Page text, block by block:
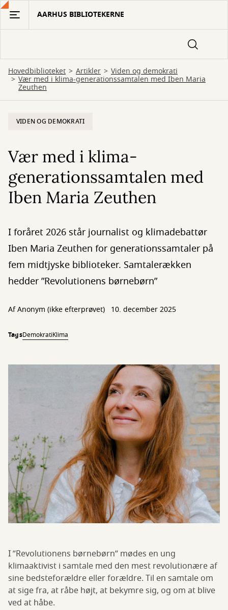
Gå
hovedindhold
AARHUS BIBLIOTEKERNE
Hovedbiblioteket Artikler Viden og demokrati
Vær med i klima-generationssamtalen med Iben Maria
Zeuthen
VIDEN OG DEMOKRATI
Vær med i klima-
generationssamtalen med
Iben Maria Zeuthen
I foråret 2026 står journalist og klimadebattør
Iben Maria Zeuthen for generationssamtaler på
fem midtjyske biblioteker. Samtalerækken
hedder ”Revolutionens børnebørn”
AfAnonym (ikke efterprøvet) 10. december 2025
TagsDemokratiKlima
I ”Revolutionens børnebørn” mødes en ung
klimaaktivist i samtale med den mest revolutionære af
sine bedsteforældre eller forældre. Til en samtale om
at sige fra, at råbe højt, at bekymre sig, og om at blive
ved at håbe.